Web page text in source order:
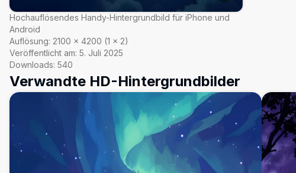
Hochauflösendes Handy-Hintergrundbild für iPhone und
Android
Auflösung: 2100 × 4200 (1 × 2)
Veröffentlicht am: 5. Juli 2025
Downloads: 540
Verwandte HD-Hintergrundbilder